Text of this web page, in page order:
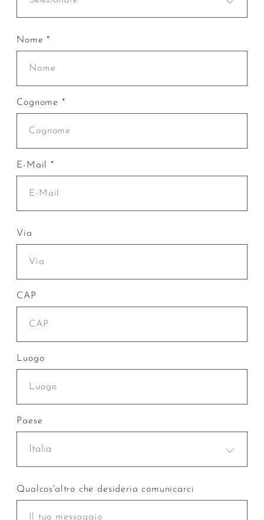
Nome *
Cognome *
E-Mail *
Via
CAP
Luogo
Paese
Italia
Qualcos'altro che desideria comunicarci